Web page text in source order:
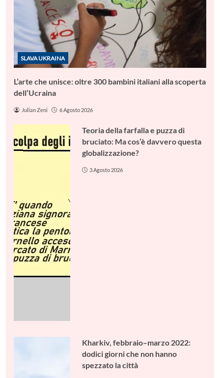
SLAVA UKRAINA
L’arte che unisce: oltre 300 bambini italiani alla scoperta
dell’Ucraina
Julian Zeni 6 Agosto 2026
Teoria della farfalla e puzza di
bruciato: Ma cos’è davvero questa
globalizzazione?
3 Agosto 2026
Kharkiv, febbraio–marzo 2022:
dodici giorni che non hanno
spezzato la città